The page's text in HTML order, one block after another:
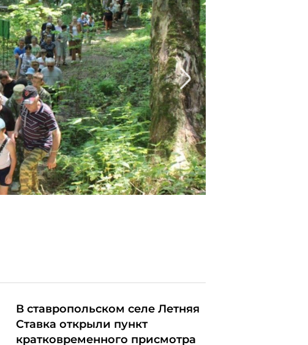
В ставропольском селе Летняя
Ставка открыли пункт
кратковременного присмотра